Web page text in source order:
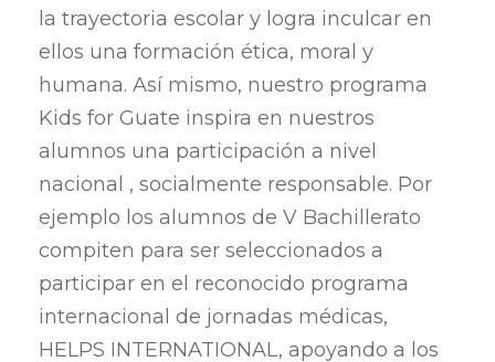
la trayectoria escolar y logra inculcar en
ellos una formación ética, moral y
humana. Así mismo, nuestro programa
Kids for Guate inspira en nuestros
alumnos una participación a nivel
nacional , socialmente responsable. Por
ejemplo los alumnos de V Bachillerato
compiten para ser seleccionados a
participar en el reconocido programa
internacional de jornadas médicas,
HELPS INTERNATIONAL, apoyando a los